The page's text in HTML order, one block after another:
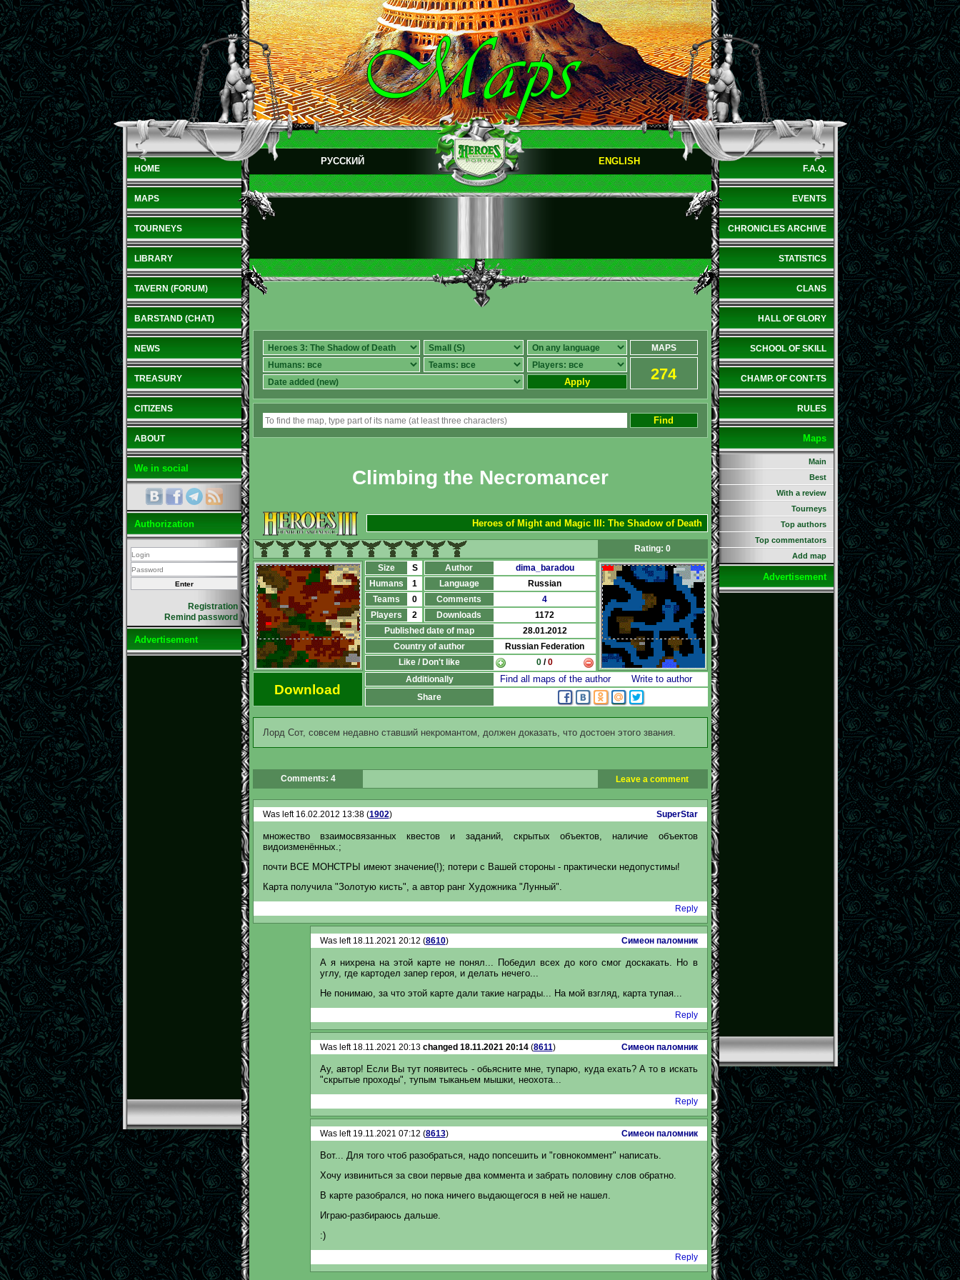
HOME
MAPS
TOURNEYS
LIBRARY
TAVERN (FORUM)
BARSTAND (CHAT)
NEWS
TREASURY
CITIZENS
ABOUT
We in social
Authorization
Registration
Remind password
Advertisement
РУССКИЙ ENGLISH
Apply
MAPS
274
Find
Climbing the Necromancer
Heroes of Might and Magic III: The Shadow of Death
Rating: 0
Size
S Author
dima_baradou
Humans
1 Language
Russian
Teams
0 Comments
4
Players
2 Downloads
1172
Published date of map
28.01.2012
Country of author
Russian Federation
Like / Don't like
0 /0
Download
Additionally Find all maps of the author Write to author
Share
Лорд Сот, совсем недавно ставший некромантом, должен доказать, что достоен этого звания.
Comments: 4 Leave a comment
Was left 16.02.2012 13:38 (1902) SuperStar
множество взаимосвязанных квестов и заданий, скрытых объектов, наличие объектов
видоизменённых.;
почти ВСЕ МОНСТРЫ имеют значение(!); потери с Вашей стороны - практически недопустимы!
Карта получила "Золотую кисть", а автор ранг Художника "Лунный".
Reply
Was left 18.11.2021 20:12 (8610) Симеон паломник
А я нихрена на этой карте не понял... Победил всех до кого смог доскакать. Но в
углу, где картодел запер героя, и делать нечего...
Не понимаю, за что этой карте дали такие награды... На мой взгляд, карта тупая...
Reply
Was left 18.11.2021 20:13 changed 18.11.2021 20:14(8611) Симеон паломник
Ау, автор! Если Вы тут появитесь - обьясните мне, тупарю, куда ехать? А то в искать
"скрытые проходы", тупым тыканьем мышки, неохота...
Reply
Was left 19.11.2021 07:12 (8613) Симеон паломник
Вот... Для того чтоб разобраться, надо попсешить и "говнокоммент" написать.
Хочу извиниться за свои первые два коммента и забрать половину слов обратно.
В карте разобрался, но пока ничего выдающегося в ней не нашел.
Играю-разбираюсь дальше.
:)
Reply
F.A.Q.
EVENTS
CHRONICLES ARCHIVE
STATISTICS
CLANS
HALL OF GLORY
SCHOOL OF SKILL
CHAMP. OF CONT-TS
RULES
Maps
Main
Best
With a review
Tourneys
Top authors
Top commentators
Add map
Advertisement